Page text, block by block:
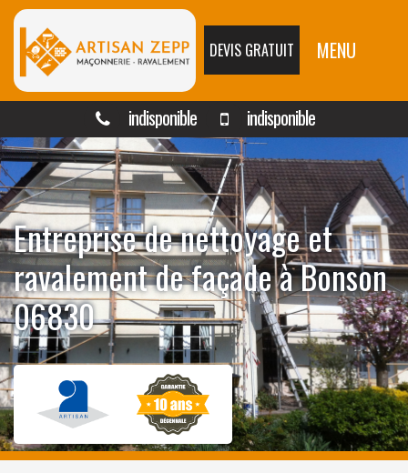
DEVIS GRATUIT MENU
indisponible indisponible
Entreprise de nettoyage et
ravalement de façade à Bonson
06830